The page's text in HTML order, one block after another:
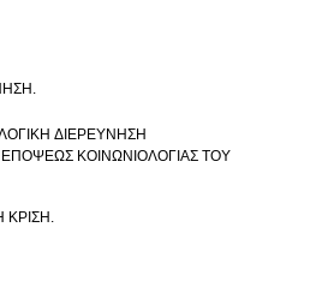
ΔΙΕΡΕΥΝΗΣΗ
ΚΟΙΝΩΝΙΟΛΟΓΙΑΣ ΤΟΥ
ΚΡΙΣΗ.